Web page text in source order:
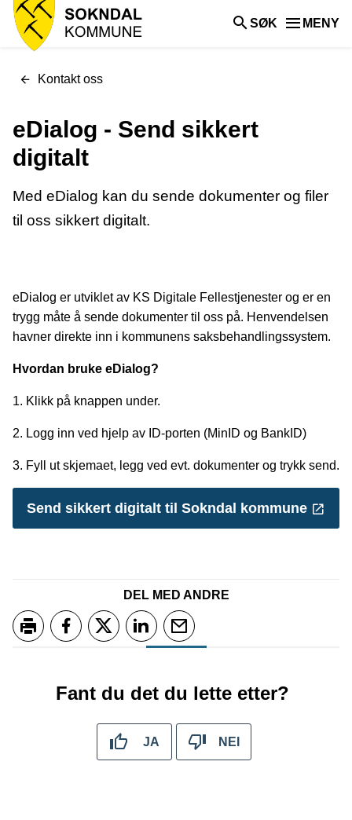
Sokndal
kommune
SØK MENY
Du
Kontakt oss
eDialog - Send sikkert
digitalt
Med eDialog kan du sende dokumenter og filer
til oss sikkert digitalt.
eDialog er utviklet av KS Digitale Fellestjenester og er en
trygg måte å sende dokumenter til oss på. Henvendelsen
havner direkte inn i kommunens saksbehandlingssystem.
Hvordan bruke eDialog?
1. Klikk på knappen under.
2. Logg inn ved hjelp av ID-porten (MinID og BankID)
3. Fyll ut skjemaet, legg ved evt. dokumenter og trykk send.
Send sikkert digitalt til Sokndal kommune
DEL MED ANDRE
Del på Facebook
Del på Twitter
Del på LinkedIn
Tips en venn
Fant du det du lette etter?
JA NEI